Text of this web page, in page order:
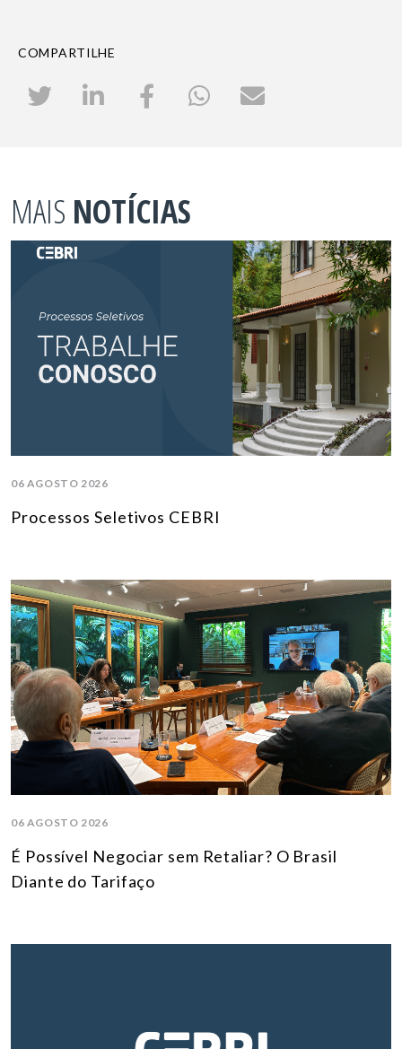
COMPARTILHE
MAIS NOTÍCIAS
06 AGOSTO 2026
Processos Seletivos CEBRI
06 AGOSTO 2026
É Possível Negociar sem Retaliar? O Brasil
Diante do Tarifaço